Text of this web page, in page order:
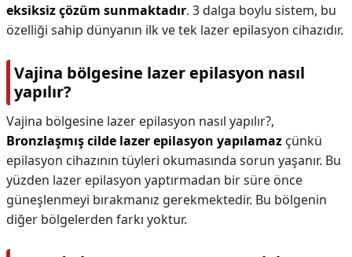
eksiksiz çözüm sunmaktadır. 3 dalga boylu sistem, bu
özelliği sahip dünyanın ilk ve tek lazer epilasyon cihazıdır.
Vajina bölgesine lazer epilasyon nasıl
yapılır?
Vajina bölgesine lazer epilasyon nasıl yapılır?,
Bronzlaşmış cilde lazer epilasyon yapılamaz çünkü
epilasyon cihazının tüyleri okumasında sorun yaşanır. Bu
yüzden lazer epilasyon yaptırmadan bir süre önce
güneşlenmeyi bırakmanız gerekmektedir. Bu bölgenin
diğer bölgelerden farkı yoktur.